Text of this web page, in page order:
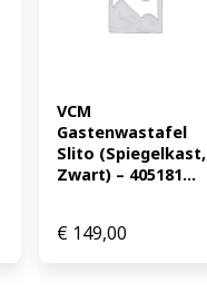
VCM
Gastenwastafel
Slito (Spiegelkast,
Zwart) – 405181...
€149,00